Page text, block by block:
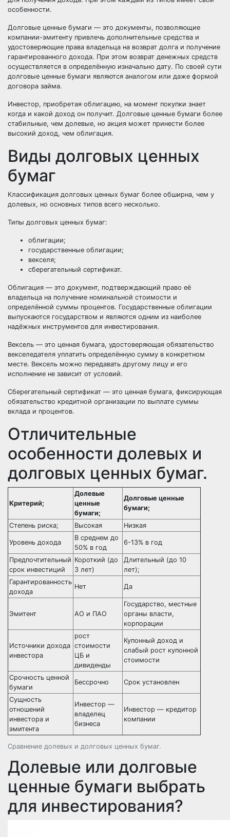
особенности.
Долговые ценные бумаги — это документы, позволяющие
компании-эмитенту привлечь дополнительные средства и
удостоверяющие права владельца на возврат долга и получение
гарантированного дохода. При этом возврат денежных средств
осуществляется в определённую изначально дату. По своей сути
долговые ценные бумаги являются аналогом или даже формой
договора займа.
Инвестор, приобретая облигацию, на момент покупки знает
когда и какой доход он получит. Долговые ценные бумаги более
стабильные, чем долевые, но акция может принести более
высокий доход, чем облигация.
Виды долговых ценных
бумаг
Классификация долговых ценных бумаг более обширна, чем у
долевых, но основных типов всего несколько.
Типы долговых ценных бумаг:
облигации;
государственные облигации;
векселя;
сберегательный сертификат.
Облигация — это документ, подтверждающий право её
владельца на получение номинальной стоимости и
определённой суммы процентов. Государственные облигации
выпускаются государством и являются одним из наиболее
надёжных инструментов для инвестирования.
Вексель — это ценная бумага, удостоверяющая обязательство
векселедателя уплатить определённую сумму в конкретном
месте. Вексель можно передавать другому лицу и его
исполнение не зависит от условий.
Сберегательный сертификат — это ценная бумага, фиксирующая
обязательство кредитной организации по выплате суммы
вклада и процентов.
Отличительные
особенности долевых и
долговых ценных бумаг.
Сравнение долевых и долговых ценных бумаг.
Критерий;
Долевые
ценные
бумаги;
Долговые ценные
бумаги;
Степень риска; Высокая Низкая
Уровень дохода
В среднем до
50% в год
6-13% в год
Предпочтительный
срок инвестиций
Короткий (до
3 лет)
Длительный (до 10
лет);
Гарантированность
дохода
Нет Да
Эмитент АО и ПАО
Государство, местные
органы власти,
корпорации
Источники дохода
инвестора
рост
стоимости
ЦБ и
дивиденды
Купонный доход и
слабый рост купонной
стоимости
Срочность ценной
бумаги
Бессрочно Срок установлен
Сущность
отношений
инвестора и
эмитента
Инвестор —
владелец
бизнеса
Инвестор — кредитор
компании
Долевые или долговые
ценные бумаги выбрать
для инвестирования?